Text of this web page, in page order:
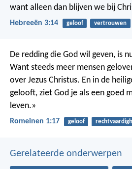
want alleen dan blijven we bij
Hebreeën 3:14 geloof vertrouwen
De redding die God wil geven, is
Want steeds meer mensen
over Jezus Christus. En in de
gelooft, ziet God je als een goed
leven.»
Romeinen 1:17 geloof
Gerelateerde onderwerpen